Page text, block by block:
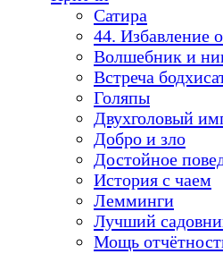
Сатира
44. Избавление
Волшебник и
Встреча
Голяпы
Двухголовый
Добро и зло
Достойное
История с чаем
Лемминги
Лучший
Мощь